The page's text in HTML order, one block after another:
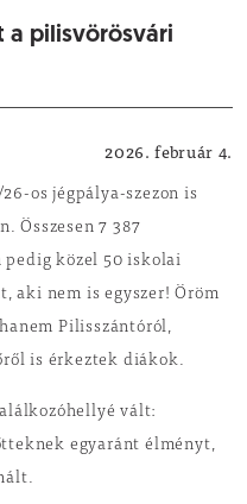
a pilisvörösvári
2026. február 4.
os jégpálya-szezon is
Összesen 7 387
közel 50 iskolai
aki nem is egyszer! Öröm
Pilisszántóról,
is érkeztek diákok.
vált:
egyaránt élményt,